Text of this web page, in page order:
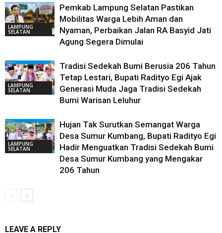
LAMPUNG
SELATAN
Pemkab Lampung Selatan Pastikan
Mobilitas Warga Lebih Aman dan
Nyaman, Perbaikan Jalan RA Basyid Jati
Agung Segera Dimulai
LAMPUNG
SELATAN
Tradisi Sedekah Bumi Berusia 206 Tahun
Tetap Lestari, Bupati Radityo Egi Ajak
Generasi Muda Jaga Tradisi Sedekah
Bumi Warisan Leluhur
LAMPUNG
SELATAN
Hujan Tak Surutkan Semangat Warga
Desa Sumur Kumbang, Bupati Radityo Egi
Hadir Menguatkan Tradisi Sedekah Bumi
Desa Sumur Kumbang yang Mengakar
206 Tahun
LEAVE A REPLY